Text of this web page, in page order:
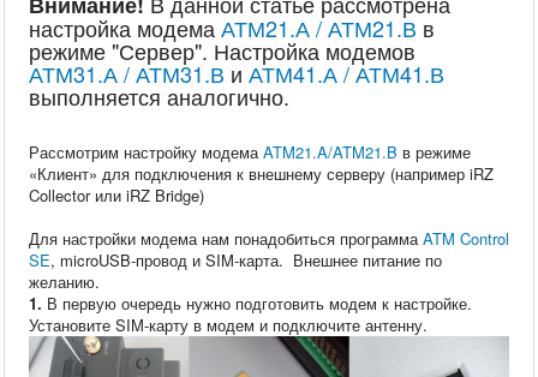
настройка модема АТМ21.А / АТМ21.В в
режиме "Сервер". Настройка модемов
АТМ31.А / АТМ31.В и АТМ41.А / АТМ41.В
выполняется аналогично.
Рассмотрим настройку модемаATM21.A/ATM21.B в режиме
«Клиент» для подключения к внешнему серверу (например iRZ
Collector или iRZ Bridge)
Для настройки модема нам понадобиться программаATM Control
SE, microUSB-провод и SIM-карта. Внешнее питание по
желанию.
1. В первую очередь нужно подготовить модем к настройке.
Установите SIM-карту в модем и подключите антенну.